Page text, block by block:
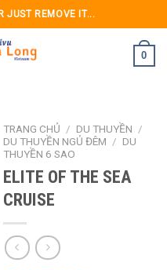
JUST REMOVE IT...
0
TRANG CHỦ / DU THUYỀN /
DU THUYỀN NGỦ ĐÊM / DU
THUYỀN 6 SAO
ELITE OF THE SEA
CRUISE